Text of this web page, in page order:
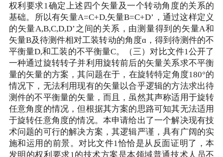
权利要求1确定上述四个矢量及一个转动角度的关系的
基础。所以有矢量A=C+D,矢量B=C+D’，通过这样定义
的矢量A,B,C,D,D’之间的关系，由测量得到的矢量A和
矢量B及待测件相对工装转动的角度ɑ，得到待测件的不
平衡量D,和工装的不平衡量C。（三）对比文件1公开了
一种通过旋转转子并利用旋转前后的矢量关系求不平衡
量的矢量的方案，其问题在于，在旋转特定角度180°的
情况下，无法利用现有的矢量以合乎逻辑的方法求出待
测件的不平衡量的矢量，而且，虽然其声称适用于旋转
任意角度的情况，但根据其方案的思路可知其无法适用
于旋转任意角度的情况。本申请给出了一个解决现有技
术问题的可行的解决方案，其逻辑严谨，具有广阔的实
施和运用的前景。对比文件1恰恰是从反面证明了，本
发明的权利要求1的技术方案是本领域普通技术人员不